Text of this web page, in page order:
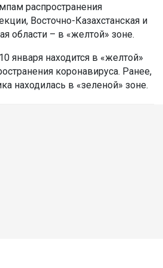
распространения
Восточно-Казахстанская и
области – в «желтой» зоне.
января находится в «желтой»
коронавируса. Ранее,
находилась в «зеленой» зоне.